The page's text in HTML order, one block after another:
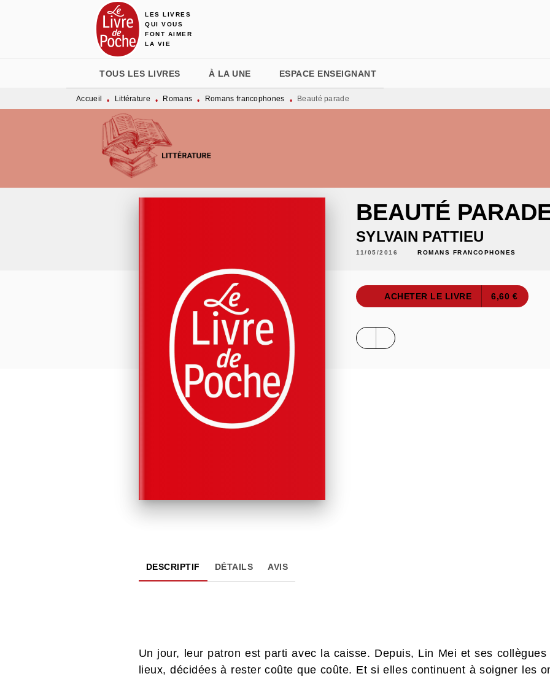
MENU RECHERCHE
LES LIVRES
QUI VOUS
FONT AIMER
LA VIE
TOUS LES LIVRES À LA UNE ESPACE ENSEIGNANT
Accueil • Littérature • Romans • Romans francophones • Beauté parade
BEAUTÉ
SYLVAIN PATTIEU
11/05/2016 ROMANS FRANCOPHONES
ACHETER LE LIVRE 6,60 €
DESCRIPTIF DÉTAILS AVIS
Un jour, leur patron est parti avec la caisse. Depuis, Lin Mei et ses
lieux, décidées à rester coûte que coûte. Et si elles continuent à soigner les